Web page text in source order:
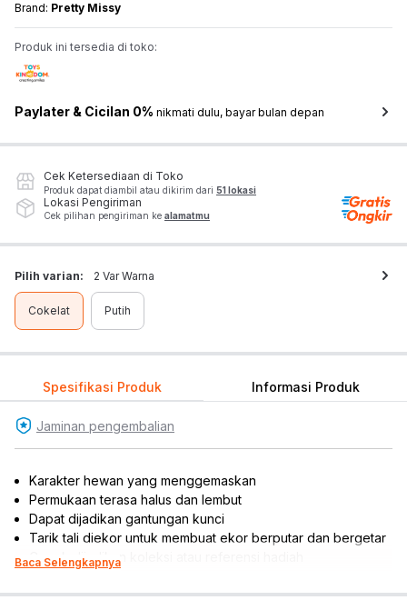
Brand: Pretty Missy
Produk ini tersedia di toko:
Paylater & Cicilan 0% nikmati dulu, bayar bulan depan
Cek Ketersediaan di Toko
Produk dapat diambil atau dikirim dari 51 lokasi
Lokasi Pengiriman
Cek pilihan pengiriman ke alamatmu
Pilih varian: 2 Var Warna
Cokelat Putih
Spesifikasi Produk Informasi Produk
Jaminan pengembalian
Karakter hewan yang menggemaskan
Permukaan terasa halus dan lembut
Dapat dijadikan gantungan kunci
Tarik tali diekor untuk membuat ekor berputar dan bergetar
Cocok dijadikan koleksi atau referensi hadiah
Rekomendasi umur pengguna: 3 tahun ke atas
Baca Selengkapnya